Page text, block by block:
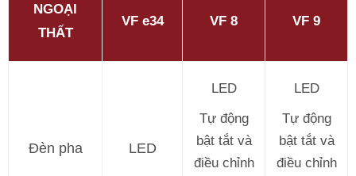
NGOẠI
THẤT
VF e34 VF 8 VF 9
Đèn pha LED
LED
Tự động
bật tắt và
điều chỉnh
LED
Tự động
bật tắt và
điều chỉnh